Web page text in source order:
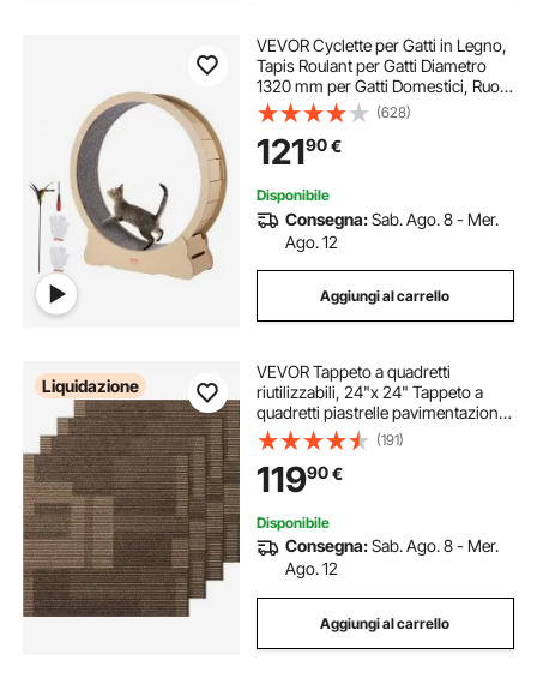
VEVOR Cyclette per Gatti in Legno,
Tapis Roulant per Gatti Diametro
1320 mm per Gatti Domestici, Ruota
per Esercizi per Gatti con Tappeto
Rimovibile per Gatti Corsa
Camminata Esercizio Uso
Domestico
(628)
12190€
Disponibile
Consegna:Sab. Ago. 8 - Mer.
Ago. 12
Aggiungi al carrello
Liquidazione
VEVOR Tappeto a quadretti
riutilizzabili, 24"x 24" Tappeto a
quadretti piastrelle pavimentazione,
Morbido tappeto a quadretti, per
camera da letto soggiorno
(191)
11990€
Disponibile
Consegna:Sab. Ago. 8 - Mer.
Ago. 12
Aggiungi al carrello